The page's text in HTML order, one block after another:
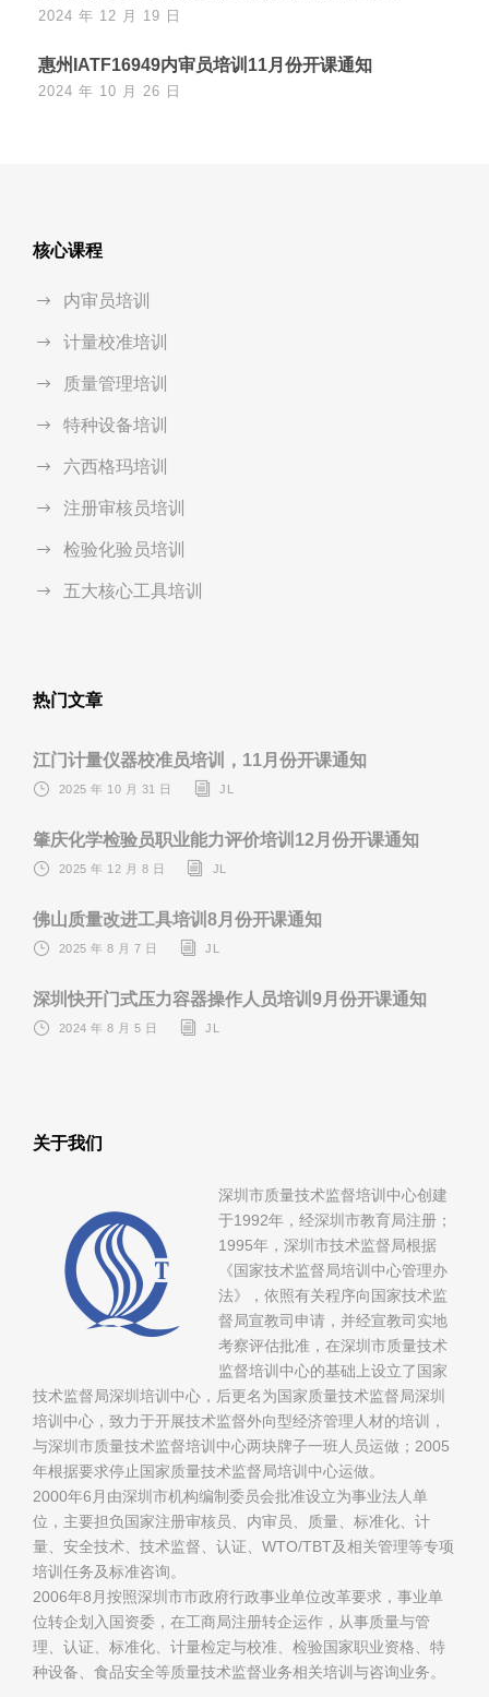
2024 年 12 月 19 日
惠州IATF16949内审员培训11月份开课通知
2024 年 10 月 26 日
核心课程
内审员培训
计量校准培训
质量管理培训
特种设备培训
六西格玛培训
注册审核员培训
检验化验员培训
五大核心工具培训
热门文章
江门计量仪器校准员培训，11月份开课通知
2025 年 10 月 31 日 JL
肇庆化学检验员职业能力评价培训12月份开课通知
2025 年 12 月 8 日 JL
佛山质量改进工具培训8月份开课通知
2025 年 8 月 7 日 JL
深圳快开门式压力容器操作人员培训9月份开课通知
2024 年 8 月 5 日 JL
关于我们
深圳市质量技术监督培训中心创建
于1992年，经深圳市教育局注册；
1995年，深圳市技术监督局根据
《国家技术监督局培训中心管理办
法》，依照有关程序向国家技术监
督局宣教司申请，并经宣教司实地
考察评估批准，在深圳市质量技术
监督培训中心的基础上设立了国家
技术监督局深圳培训中心，后更名为国家质量技术监督局深圳
培训中心，致力于开展技术监督外向型经济管理人材的培训，
与深圳市质量技术监督培训中心两块牌子一班人员运做；2005
年根据要求停止国家质量技术监督局培训中心运做。
2000年6月由深圳市机构编制委员会批准设立为事业法人单
位，主要担负国家注册审核员、内审员、质量、标准化、计
量、安全技术、技术监督、认证、WTO/TBT及相关管理等专项
培训任务及标准咨询。
2006年8月按照深圳市市政府行政事业单位改革要求，事业单
位转企划入国资委，在工商局注册转企运作，从事质量与管
理、认证、标准化、计量检定与校准、检验国家职业资格、特
种设备、食品安全等质量技术监督业务相关培训与咨询业务。